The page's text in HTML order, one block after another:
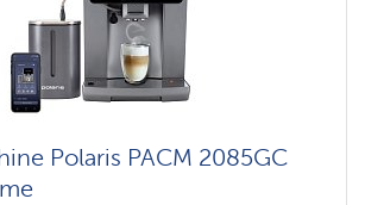
Polaris PACM 2085GC